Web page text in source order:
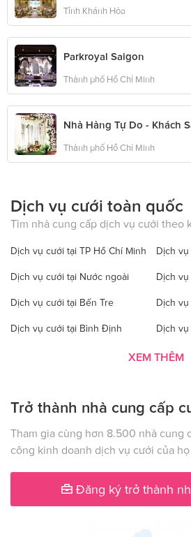
Tỉnh Khánh Hòa
Parkroyal Saigon
Thành phố Hồ Chí Minh
Nhà Hàng Tự Do - Khách
Thành phố Hồ Chí Minh
Dịch vụ cưới toàn quốc
Tìm nhà cung cấp dịch vụ cưới theo
Dịch vụ cưới tại TP Hồ Chí Minh Dịch
Dịch vụ cưới tại Nước ngoài Dịch
Dịch vụ cưới tại Bến Tre Dịch
Dịch vụ cưới tại Bình Định Dịch
Dịch vụ cưới tại Bình Thuận Dịch vụ
Dịch vụ cưới tại Hà Nội Dịch
Dịch vụ cưới tại Điện Biên Dịch vụ
Dịch vụ cưới tại Đồng Tháp Dịch vụ
Dịch vụ cưới tại Hà Giang Dịch vụ
Dịch vụ cưới tại Hà Tây Dịch vụ
XEM THÊM
Trở thành nhà cung cấp
Tham gia cùng hơn 8.500 nhà cung
công kinh doanh dịch vụ cưới của
Đăng ký trở thành